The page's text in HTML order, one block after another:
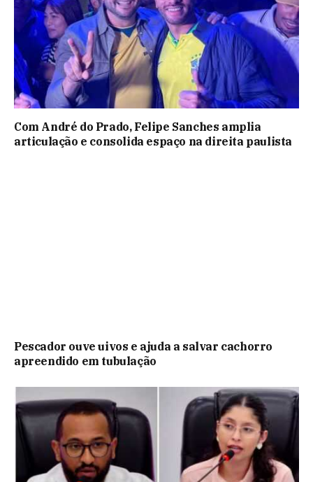
Com André do Prado, Felipe Sanches amplia
articulação e consolida espaço na direita paulista
Pescador ouve uivos e ajuda a salvar cachorro
apreendido em tubulação